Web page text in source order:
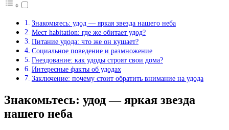
Знакомьтесь: удод — яркая звезда нашего неба
Мест habitation: где же обитает удод?
Питание удода: что же он кушает?
Социальное поведение и размножение
Гнездование: как удоды строят свои дома?
Интересные факты об удодах
Заключение: почему стоит обратить внимание на удода
Знакомьтесь: удод — яркая звезда
нашего неба